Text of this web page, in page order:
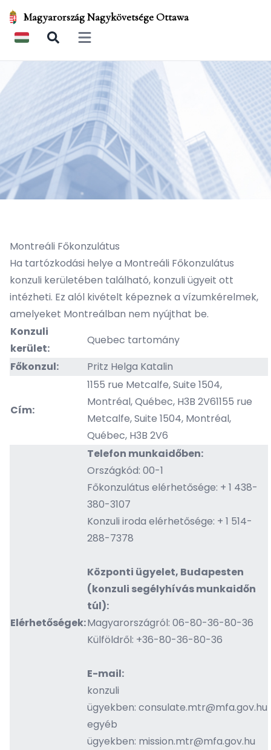
Magyarország Nagykövetsége Ottawa
Open main menu
Montreáli Főkonzulátus
Ha tartózkodási helye a Montreáli Főkonzulátus
konzuli kerületében található, konzuli ügyeit ott
intézheti. Ez alól kivételt képeznek a vízumkérelmek,
amelyeket Montreálban nem nyújthat be.
Konzuli
kerület:
Quebec tartomány
Főkonzul:
Pritz Helga Katalin
Cím:
1155 rue Metcalfe, Suite 1504,
Montréal, Québec, H3B 2V61155 rue
Metcalfe, Suite 1504, Montréal,
Québec, H3B 2V6
Elérhetőségek:
Telefon munkaidőben:
Országkód: 00-1
Főkonzulátus elérhetősége: + 1 438-
380-3107
Konzuli iroda elérhetősége: + 1 514-
288-7378
Központi ügyelet, Budapesten
(konzuli segélyhívás munkaidőn
túl):
Magyarországról: 06-80-36-80-36
Külföldről: +36-80-36-80-36
E-mail:
konzuli
ügyekben: consulate.mtr@mfa.gov.hu
egyéb
ügyekben: mission.mtr@mfa.gov.hu